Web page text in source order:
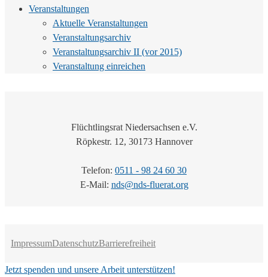
Veranstaltungen
Aktuelle Veranstaltungen
Veranstaltungsarchiv
Veranstaltungsarchiv II (vor 2015)
Veranstaltung einreichen
Flüchtlingsrat Niedersachsen e.V.
Röpkestr. 12, 30173 Hannover
Telefon: 0511 - 98 24 60 30
E-Mail: nds@nds-fluerat.org
ImpressumDatenschutzBarrierefreiheit
Jetzt spenden und unsere Arbeit unterstützen!